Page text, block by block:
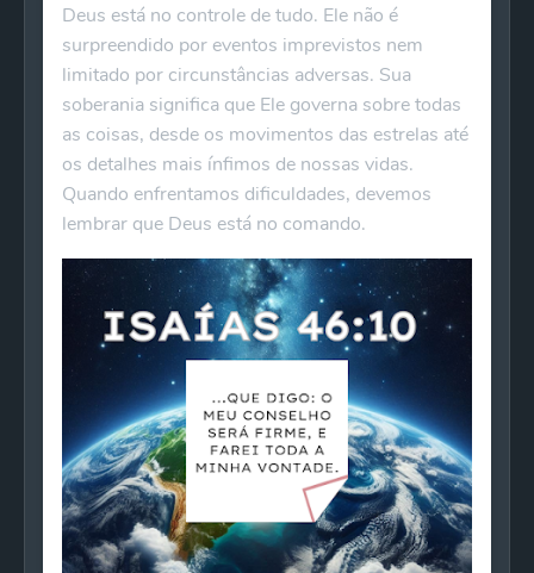
Deus está no controle de tudo. Ele não é
surpreendido por eventos imprevistos nem
limitado por circunstâncias adversas. Sua
soberania significa que Ele governa sobre todas
as coisas, desde os movimentos das estrelas até
os detalhes mais ínfimos de nossas vidas.
Quando enfrentamos dificuldades, devemos
lembrar que Deus está no comando.